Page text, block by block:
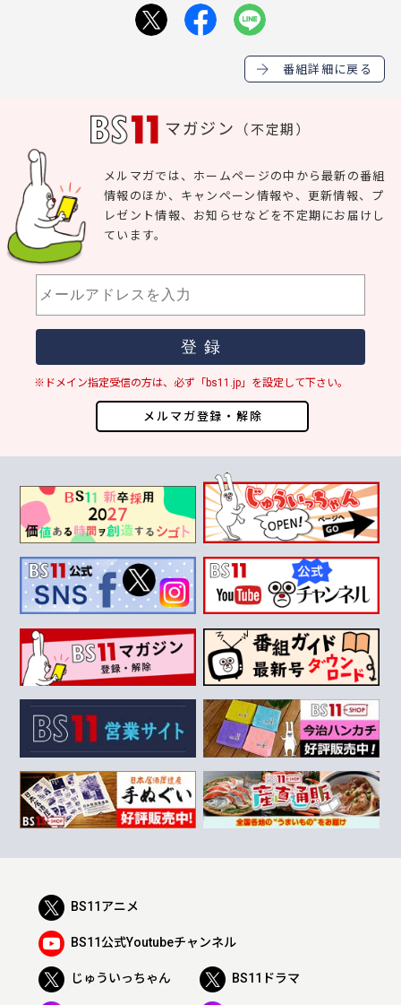
番組詳細に戻る
マガジン （不定期）
メルマガ登録・解除
メルマガでは、ホームページの中から最新の番組
情報のほか、キャンペーン情報や、更新情報、プ
レゼント情報、お知らせなどを不定期にお届けし
ています。
※ドメイン指定受信の方は、必ず「bs11.jp」を設定して下さい。
BS11アニメ
BS11公式Youtubeチャンネル
じゅういっちゃん BS11ドラマ